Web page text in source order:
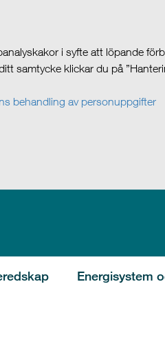
i syfte att löpande
samtycke klickar du på
behandling av personuppgifter
Energisystem